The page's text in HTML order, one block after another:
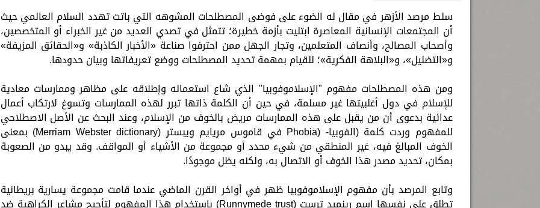
سلط مرصد الأزهر في مقال له الضوء على فوضى المصطلحات المشوهه التي باتت تهدد السلام العالمي حيث
أن المجتمعات الإنسانية المعاصرة ابتليت بأزمة خطيرة؛ تتمثل في تصدي العديد من غير الخبراء أو المتخصصين،
وأصحاب المصالح، وأنصاف المتعلمين، وتجار الجهل ممن احترفوا صناعة «الأخبار الكاذبة» و«الحقائق المزيفة»
و«التضليل»، و«البلاهة الفكرية»؛ للقيام بمهمة تحديد المصطلحات ووضع تعريفاتها وبيان حدودها.
ومن هذه المصطلحات مفهوم "الإسلاموفوبيا" الذي شاع استعماله وإطلاقه على مظاهر وممارسات معادية
للإسلام في دول أغلبيتها غير مسلمة، في حين أن الكلمة ذاتها تبرر لهذه الممارسات وتسوغ لارتكاب أعمال
عدائية بدعوى أن من يقبل على هذه الممارسات مريض بالخوف من الإسلام، وعند البحث عن الأصل الاصطلاحي
للمفهوم وردت كلمة (الفوبيا- (Phobia في قاموس مريايم ويبستر (Merriam Webster dictionary) بمعنى
الخوف المبالغ فيه، غير المنطقي من شيء محدد أو مجموعة من الأشياء أو المواقف. وقد يبدو من الصعوبة
بمكان، تحديد مصدر هذا الخوف أو الاتصال به، ولكنه يظل موجودًا.
وتابع المرصد بأن مفهوم الإسلاموفوبيا ظهر في أواخر القرن الماضي عندما قامت مجموعة يسارية بريطانية
تطلق على نفسها اسم رينميد ترست (Runnymede trust) باستخدام هذا المفهوم لتأجيج مشاعر الكراهية ضد